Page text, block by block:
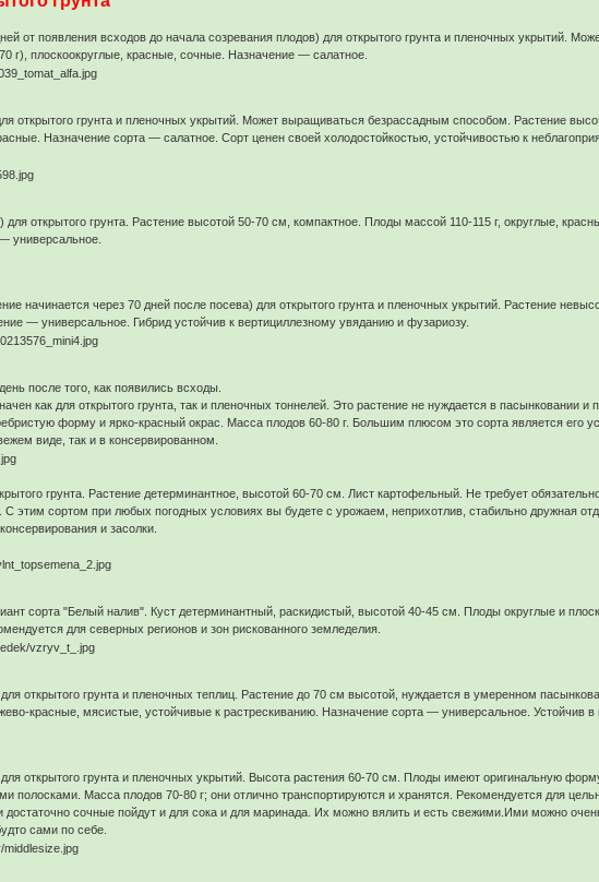
от появления всходов до начала созревания плодов) для открытого грунта и пленочных укрытий.
г), плоскоокруглые, красные, сочные. Назначение — салатное.
открытого грунта и пленочных укрытий. Может выращиваться безрассадным способом. Растение
Назначение сорта — салатное. Сорт ценен своей холодостойкостью, устойчивостью к
открытого грунта. Растение высотой 50-70 см, компактное. Плоды массой 110-115 г, округлые,
универсальное.
начинается через 70 дней после посева) для открытого грунта и пленочных укрытий. Растение
— универсальное. Гибрид устойчив к вертициллезному увяданию и фузариозу.
после того, как появились всходы.
как для открытого грунта, так и пленочных тоннелей. Это растение не нуждается в пасынковании
форму и ярко-красный окрас. Масса плодов 60-80 г. Большим плюсом это сорта является его
виде, так и в консервированном.
грунта. Растение детерминантное, высотой 60-70 см. Лист картофельный. Не требует
этим сортом при любых погодных условиях вы будете с урожаем, неприхотлив, стабильно дружная
и засолки.
сорта "Белый налив". Куст детерминантный, раскидистый, высотой 40-45 см. Плоды округлые и
для северных регионов и зон рискованного земледелия.
открытого грунта и пленочных теплиц. Растение до 70 см высотой, нуждается в умеренном
красные, мясистые, устойчивые к растрескиванию. Назначение сорта — универсальное. Устойчив в
открытого грунта и пленочных укрытий. Высота растения 60-70 см. Плоды имеют оригинальную
полосками. Масса плодов 70-80 г; они отлично транспортируются и хранятся. Рекомендуется для
достаточно сочные пойдут и для сока и для маринада. Их можно вялить и есть свежими.Ими можно
сами по себе.